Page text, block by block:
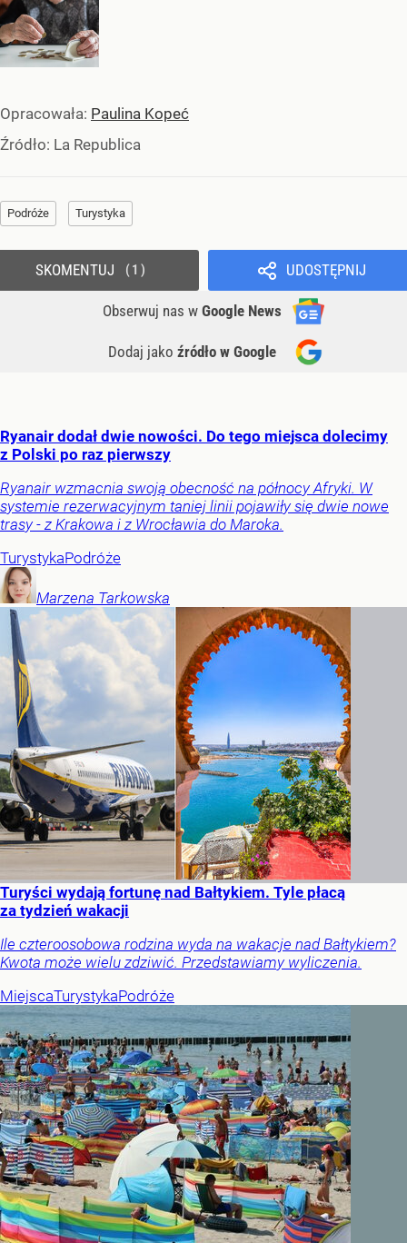
Opracowała: Paulina Kopeć
Źródło: La Republica
Podróże Turystyka
UDOSTĘPNIJ
Obserwuj nas w Google News
Dodaj jako źródło w Google
SKOMENTUJ 1
Ryanair dodał dwie nowości. Do tego miejsca dolecimy
z Polski po raz pierwszy
Ryanair wzmacnia swoją obecność na północy Afryki. W
systemie rezerwacyjnym taniej linii pojawiły się dwie nowe
trasy - z Krakowa i z Wrocławia do Maroka.
TurystykaPodróże
Marzena Tarkowska
Turyści wydają fortunę nad Bałtykiem. Tyle płacą
za tydzień wakacji
Ile czteroosobowa rodzina wyda na wakacje nad Bałtykiem?
Kwota może wielu zdziwić. Przedstawiamy wyliczenia.
MiejscaTurystykaPodróże